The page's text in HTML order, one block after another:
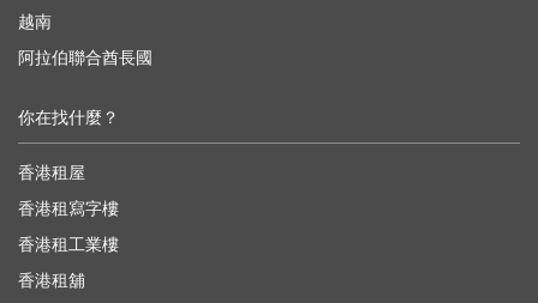
越南
阿拉伯聯合酋長國
你在找什麼？
香港租屋
香港租寫字樓
香港租工業樓
香港租舖